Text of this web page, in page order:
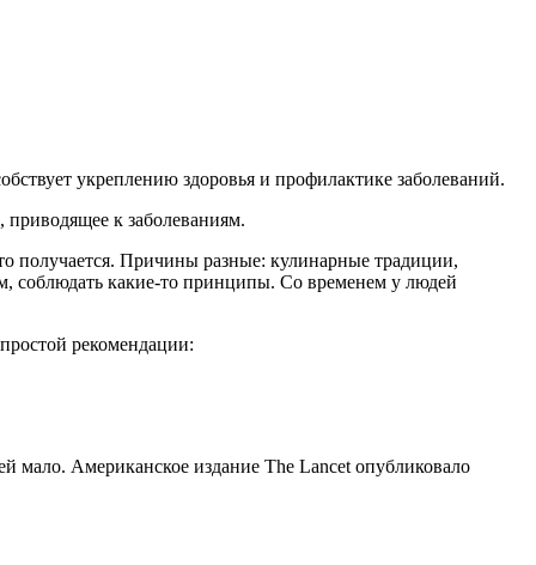
укреплению здоровья и профилактике заболеваний.
к заболеваниям.
получается. Причины разные: кулинарные традиции,
соблюдать какие-то принципы. Со временем у людей
рекомендации:
мало. Американское издание The Lancet опубликовало